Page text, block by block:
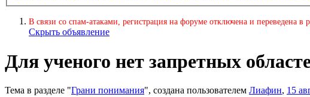
В связи со спам-атаками, регистрация на форуме отключена и переведена
Скрыть объявление
Для ученого нет запретных
Тема в разделе "Грани понимания", создана пользователем Лиафин, 15